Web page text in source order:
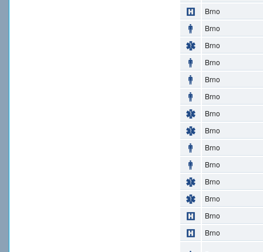
Brno
Brno
Brno
Brno
Brno
Brno
Brno
Brno
Brno
Brno
Brno
Brno
Brno
Brno